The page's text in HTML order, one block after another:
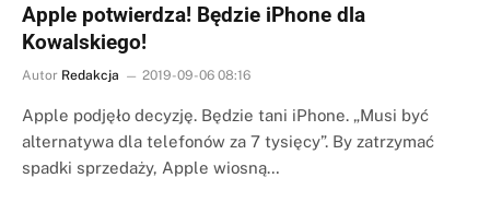
Apple potwierdza! Będzie iPhone dla
Kowalskiego!
Autor Redakcja 2019-09-06 08:16
Apple podjęło decyzję. Będzie tani iPhone. „Musi być
alternatywa dla telefonów za 7 tysięcy”. By zatrzymać
spadki sprzedaży, Apple wiosną…